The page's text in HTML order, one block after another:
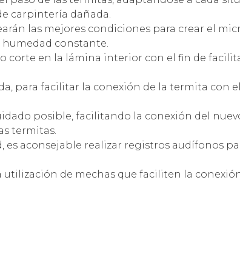
carpintería dañada.
las mejores condiciones para crear el
constante.
corte en la lámina interior con el fin de
para facilitar la conexión de la termita con
posible, facilitando la conexión del
termitas.
es aconsejable realizar registros audífonos
de mechas que faciliten la